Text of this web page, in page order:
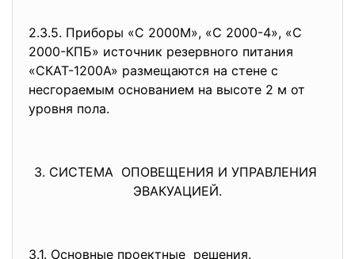
2.3.5. Приборы «С 2000М», «С 2000-4», «С
2000-КПБ» источник резервного питания
«СКАТ-1200А» размещаются на стене с
несгораемым основанием на высоте 2 м от
уровня пола.
3. СИСТЕМА ОПОВЕЩЕНИЯ И УПРАВЛЕНИЯ
ЭВАКУАЦИЕЙ.
3.1. Основные проектные решения.